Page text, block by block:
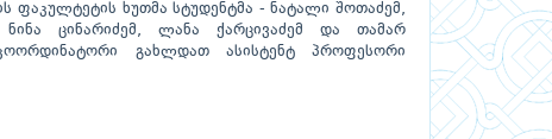
ფაკულტეტის ხუთმა სტუდენტმა - ნატალი შოთაძემ,
ცინარიძემ, ლანა ქარცივაძემ და თამარ
გახლდათ ასისტენტ პროფესორი